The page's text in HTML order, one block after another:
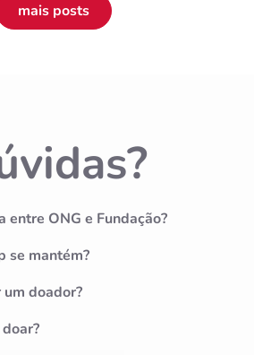
mais posts
entre ONG e Fundação?
se mantém?
um doador?